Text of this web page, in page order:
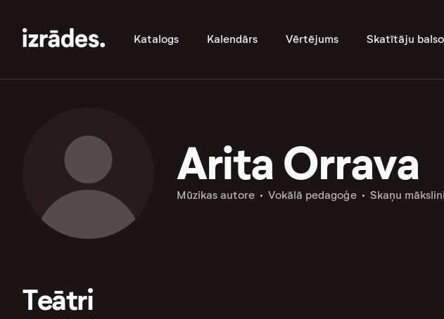
Katalogs Kalendārs Vērtējums Skatītāju
Arita Orrava
Mūzikas autore Vokālā pedagoģe Skaņu
Teātri